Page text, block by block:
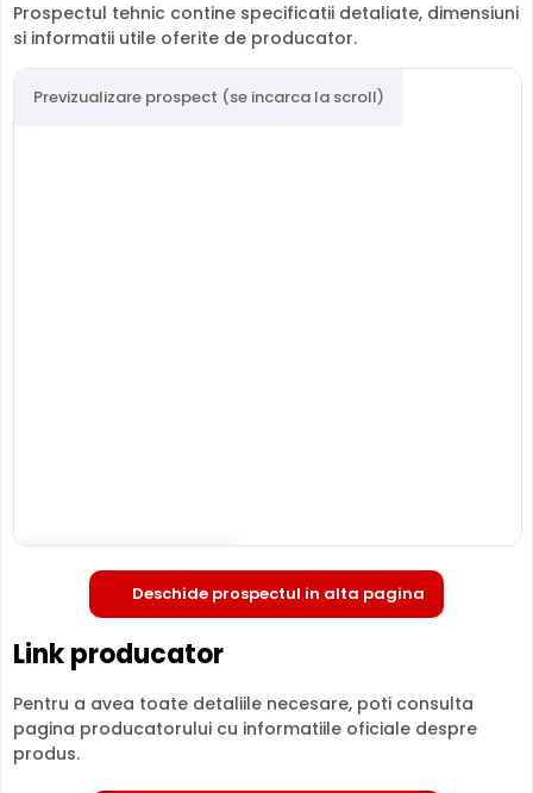
Prospectul tehnic contine specificatii detaliate, dimensiuni
si informatii utile oferite de producator.
Previzualizare prospect (se incarca la scroll)
Deschide in fullscreen
Deschide prospectul in alta pagina
Link producator
Pentru a avea toate detaliile necesare, poti consulta
pagina producatorului cu informatiile oficiale despre
produs.